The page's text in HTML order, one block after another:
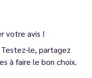
votre avis !
le, partagez
à faire le bon choix.